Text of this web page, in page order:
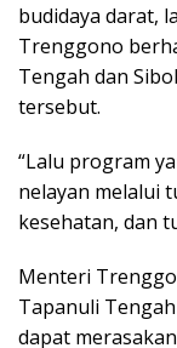
budidaya darat,
Trenggono
Tengah dan
tersebut.
“Lalu program
nelayan melalui
kesehatan, dan
Menteri
Tapanuli
dapat